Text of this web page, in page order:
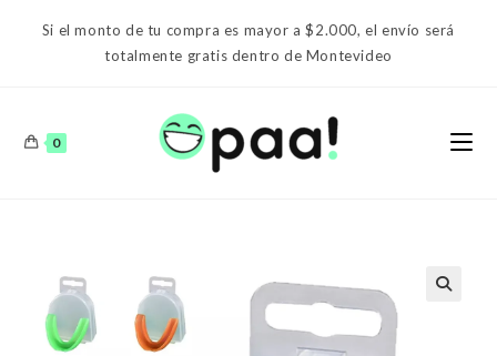
Si el monto de tu compra es mayor a $2.000, el envío será
totalmente gratis dentro de Montevideo
0